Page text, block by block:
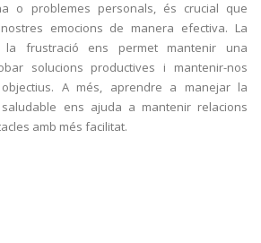
o problemes personals, és crucial que
emocions de manera efectiva. La
la frustració ens permet mantenir una
solucions productives i mantenir-nos
A més, aprendre a manejar la
ens ajuda a mantenir relacions
amb més facilitat.